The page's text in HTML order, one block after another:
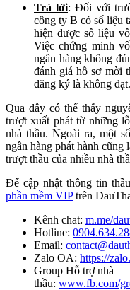
Trả lời: Đối với
công ty B có số liệu
hiện được số liệu
Việc chứng minh
ngân hàng không
đánh giá hồ sơ mời
đăng ký là không đạt.
Qua đây có thể thấy
trượt xuất phát từ những
nhà thầu. Ngoài ra, một
ngân hàng phát hành cũng
trượt thầu của nhiều nhà
Để cập nhật thông tin
phần mềm VIPtrên
Kênh chat: m.me/
Hotline:
Email:
Zalo OA: https://
Group Hỗ trợ nhà
thầu: www.fb.com/